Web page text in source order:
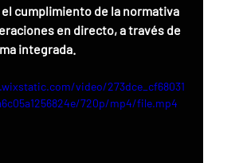
cumplimiento de la normativa
en directo, a través de
integrada.
video/273dce_cf68031
720p/mp4/file.mp4